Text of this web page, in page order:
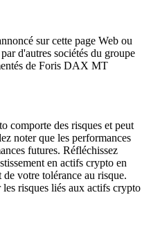
sur cette page Web ou
d'autres sociétés du groupe
de Foris DAX MT
comporte des risques et peut
noter que les performances
futures. Réfléchissez
en actifs crypto en
votre tolérance au risque.
risques liés aux actifs crypto